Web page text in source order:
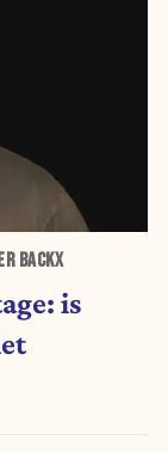
BACKX
is